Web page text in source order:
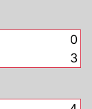
0
3